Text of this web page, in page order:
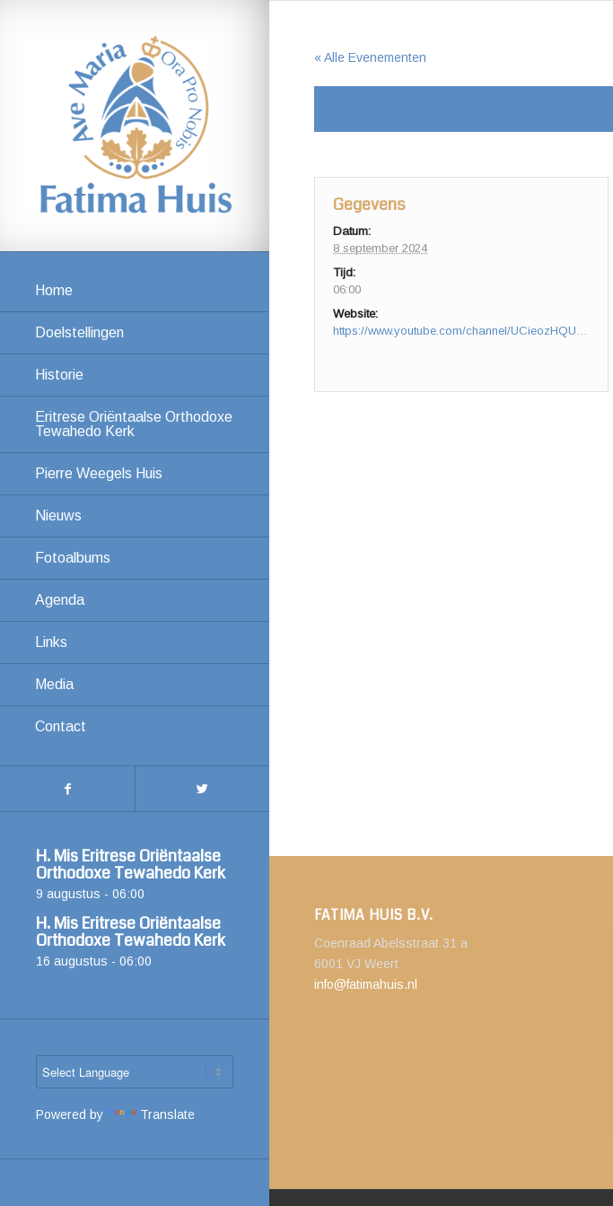
Home
Doelstellingen
Historie
Eritrese Oriëntaalse Orthodoxe
Tewahedo Kerk
Pierre Weegels Huis
Nieuws
Fotoalbums
Agenda
Links
Media
Contact
H. Mis Eritrese Oriëntaalse
Orthodoxe Tewahedo Kerk
9 augustus - 06:00
H. Mis Eritrese Oriëntaalse
Orthodoxe Tewahedo Kerk
16 augustus - 06:00
Powered by Translate
« Alle Evenementen
Gegevens
Datum:
8 september 2024
Tijd:
06:00
Website:
https://www.youtube.com/channel/UCieozHQUXsfFb7nGN8LtSuw/videos?app=desktop
FATIMA HUIS B.V.
Coenraad Abelsstraat 31 a
6001 VJ Weert
info@fatimahuis.nl